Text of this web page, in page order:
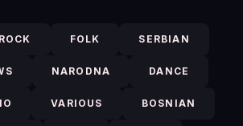
ROCK FOLK SERBIAN
NARODNA DANCE
VARIOUS BOSNIAN